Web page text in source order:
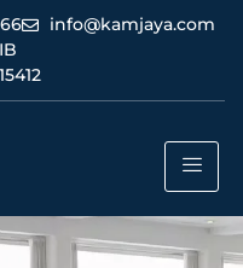
info@kamjaya.com